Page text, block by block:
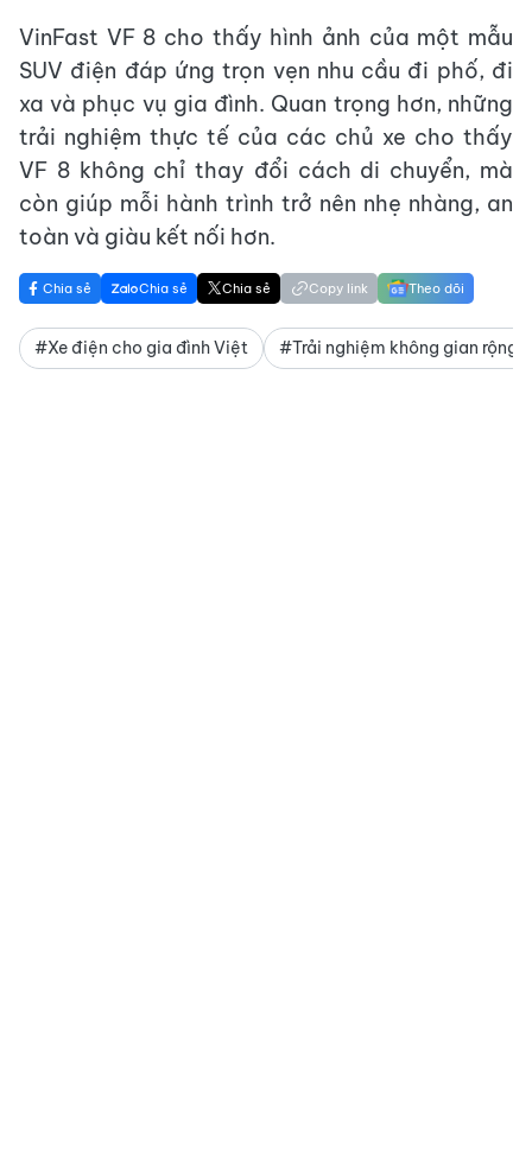
VinFast VF 8 cho thấy hình ảnh của một mẫu
SUV điện đáp ứng trọn vẹn nhu cầu đi phố, đi
xa và phục vụ gia đình. Quan trọng hơn, những
trải nghiệm thực tế của các chủ xe cho thấy
VF 8 không chỉ thay đổi cách di chuyển, mà
còn giúp mỗi hành trình trở nên nhẹ nhàng, an
toàn và giàu kết nối hơn.
Chia sẻ Chia sẻ Chia sẻ Copy link Theo dõi
#Xe điện cho gia đình Việt #Trải nghiệm không gian rộng